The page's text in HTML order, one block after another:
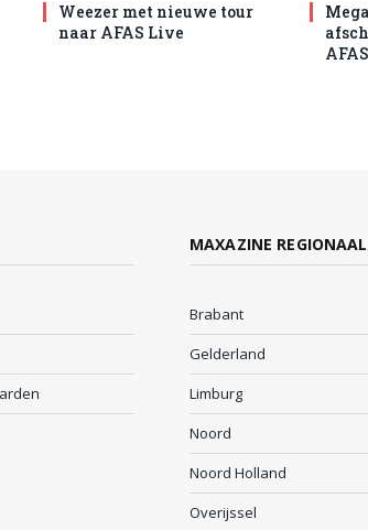
Weezer met nieuwe tour
naar AFAS Live
MAXAZINE REGIONAAL
Brabant
Gelderland
Limburg
Noord
Noord Holland
Overijssel